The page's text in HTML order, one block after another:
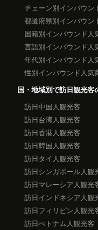
チェーン別インバウン
都道府県別インバウン
国籍別インバウンド人
言語別インバウンド人
年代別インバウンド人
性別インバウンド人気
国・地域別で訪日観光客
訪日中国人観光客
訪日台湾人観光客
訪日香港人観光客
訪日韓国人観光客
訪日タイ人観光客
訪日シンガポール人観
訪日マレーシア人観光
訪日インドネシア人観
訪日フィリピン人観光
訪日べトナム人観光客